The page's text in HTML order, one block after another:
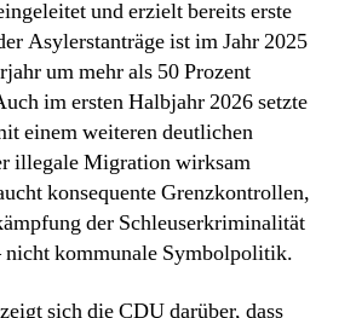
und erzielt bereits erste
Asylerstanträge ist im Jahr 2025
um mehr als 50 Prozent
im ersten Halbjahr 2026 setzte
einem weiteren deutlichen
illegale Migration wirksam
konsequente Grenzkontrollen,
der Schleuserkriminalität
nicht kommunale Symbolpolitik.
sich die CDU darüber, dass